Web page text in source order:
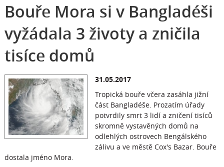
domů
Bouře Mora si v Bangladéši
vyžádala 3 životy a zničila
tisíce domů
31.05.2017
Tropická bouře včera zasáhla jižní
část Bangladéše. Prozatím úřady
potvrdily smrt 3 lidí a zničení tisíců
skromně vystavěných domů na
odlehlých ostrovech Bengálského
zálivu a ve městě Cox's Bazar. Bouře
dostala jméno Mora.